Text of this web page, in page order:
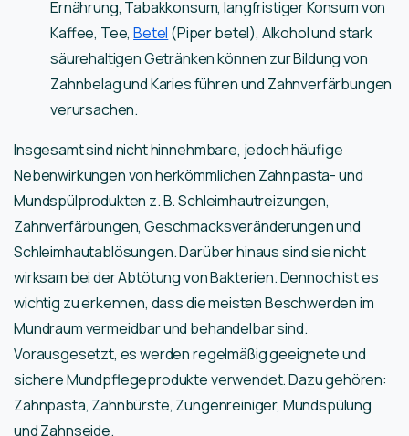
Ernährung, Tabakkonsum, langfristiger Konsum von
Kaffee, Tee,Betel (Piper betel), Alkohol und stark
säurehaltigen Getränken können zur Bildung von
Zahnbelag und Karies führen und Zahnverfärbungen
verursachen.
Insgesamt sind nicht hinnehmbare, jedoch häufige
Nebenwirkungen von herkömmlichen Zahnpasta- und
Mundspülprodukten z. B. Schleimhautreizungen,
Zahnverfärbungen, Geschmacksveränderungen und
Schleimhautablösungen. Darüber hinaus sind sie nicht
wirksam bei der Abtötung von Bakterien. Dennoch ist es
wichtig zu erkennen, dass die meisten Beschwerden im
Mundraum vermeidbar und behandelbar sind.
Vorausgesetzt, es werden regelmäßig geeignete und
sichere Mundpflegeprodukte verwendet. Dazu gehören:
Zahnpasta, Zahnbürste, Zungenreiniger, Mundspülung
und Zahnseide.